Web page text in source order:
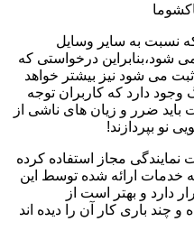
نسبت به سایر وسایل
شود،بنابراین درخواستی که
می شود نیز بیشتر خواهد
وجود دارد که کاربران توجه
باید ضرر و زیان های ناشی از
نو بپردازند!
نمایندگی مجاز استفاده کرده
خدمات ارائه شده توسط این
دارد و بهتر است از
و چند باری کار آن را دیده اند